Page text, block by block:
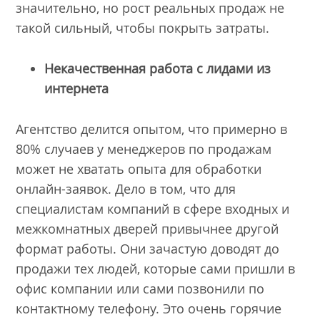
значительно, но рост реальных продаж не
такой сильный, чтобы покрыть затраты.
Некачественная работа с лидами из
интернета
Агентство делится опытом, что примерно в
80% случаев у менеджеров по продажам
может не хватать опыта для обработки
онлайн-заявок. Дело в том, что для
специалистам компаний в сфере входных и
межкомнатных дверей привычнее другой
формат работы. Они зачастую доводят до
продажи тех людей, которые сами пришли в
офис компании или сами позвонили по
контактному телефону. Это очень горячие